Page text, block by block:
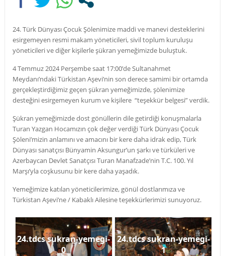
24. Türk Dünyası Çocuk Şölenimize maddi ve manevi desteklerini
esirgemeyen resmi makam yöneticileri, sivil toplum kuruluşu
yöneticileri ve diğer kişilerle şükran yemeğimizde buluştuk.
4 Temmuz 2024 Perşembe saat 17:00’de Sultanahmet
Meydanı’ndaki Türkistan Aşevi’nin son derece samimi bir ortamda
gerçekleştirdiğimiz geçen şükran yemeğimizde, şölenimize
desteğini esirgemeyen kurum ve kişilere “teşekkür belgesi” verdik.
Şükran yemeğimizde dost gönüllerin dile getirdiği konuşmalarla
Turan Yazgan Hocamızın çok değer verdiği Türk Dünyası Çocuk
Şöleni’mizin anlamını ve amacını bir kere daha idrak edip, Türk
Dünyası sanatçısı Bünyamin Aksungur’un şarkı ve türküleri ve
Azerbaycan Devlet Sanatçısı Turan Manafzade’nin T.C. 100. Yıl
Marşı’yla coşkusunu bir kere daha yaşadık.
Yemeğimize katılan yöneticilerimize, gönül dostlarımıza ve
Türkistan Aşevi’ne / Kabaklı Ailesine teşekkürlerimizi sunuyoruz.
24.tdcs sukran-yemegi-
0
24.tdcs sukran-yemegi-
1